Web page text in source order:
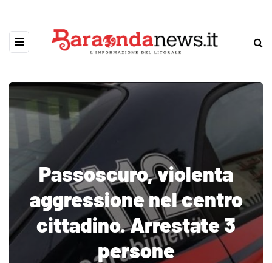
Passoscuro, violenta
aggressione nel centro
cittadino. Arrestate 3
persone